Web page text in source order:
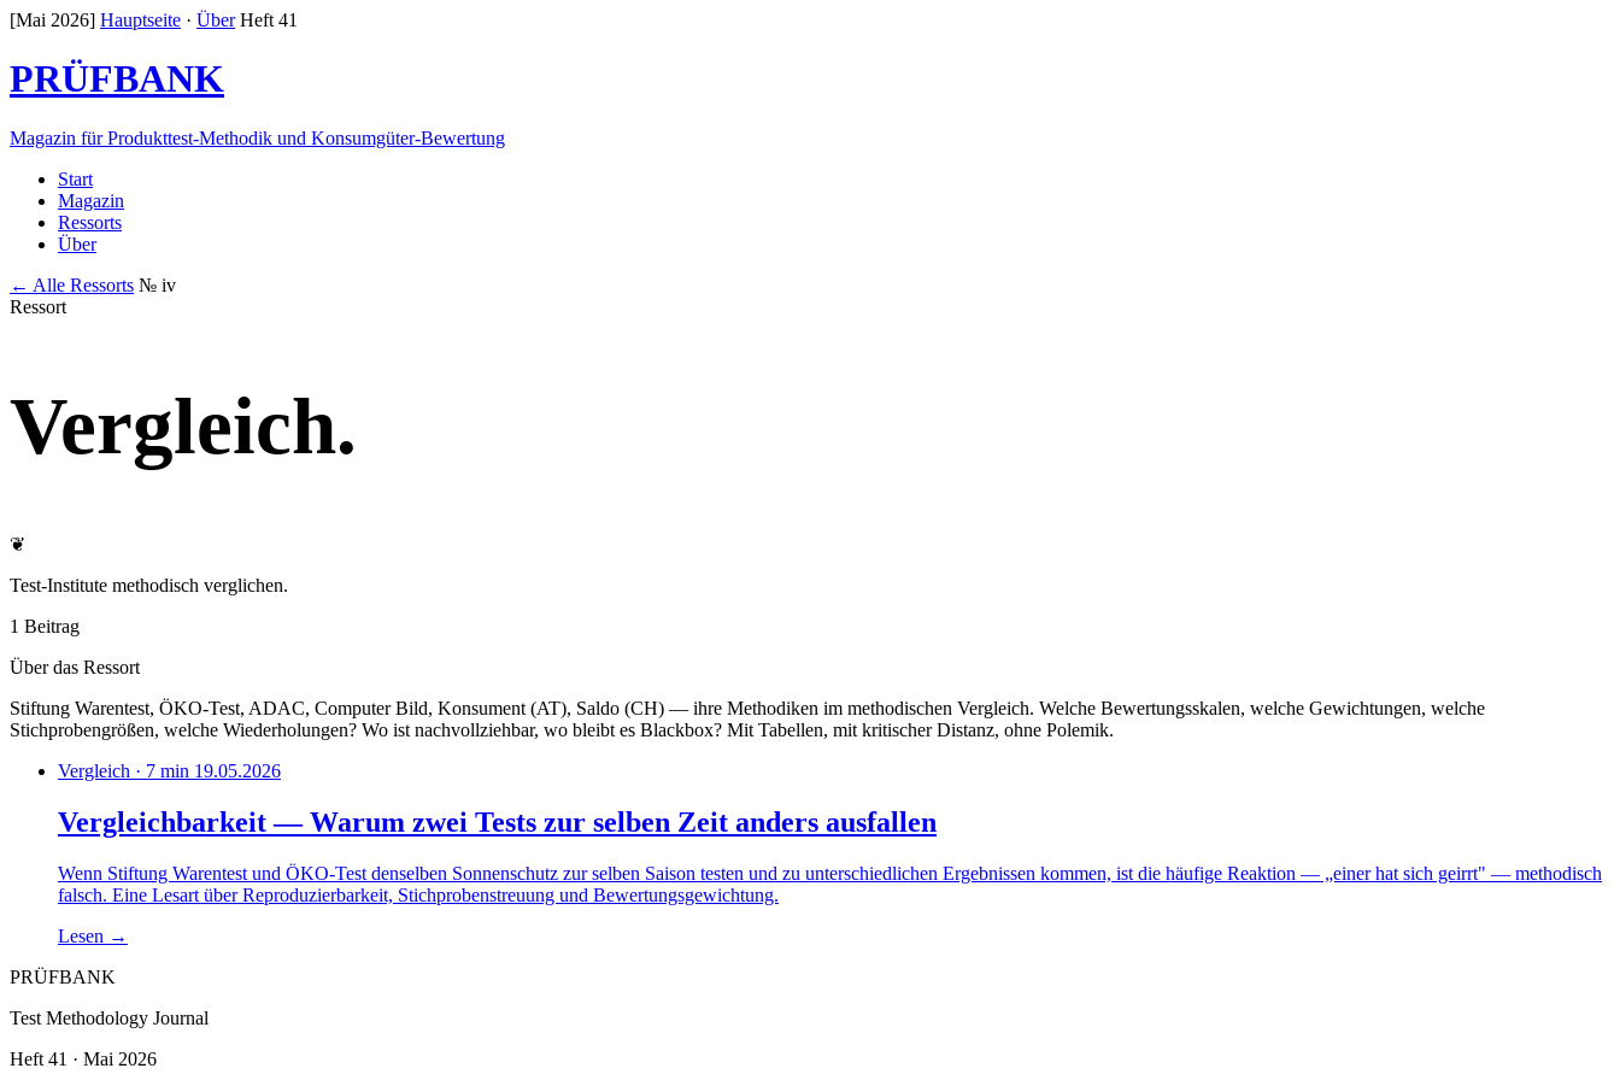
[Mai 2026] Hauptseite · Über Heft 41
PRÜFBANK
Magazin für Produkttest-Methodik und Konsumgüter-Bewertung
Start
Magazin
Ressorts
Über
← Alle Ressorts № iv
Ressort
Vergleich.
❦
Test-Institute methodisch verglichen.
1 Beitrag
Über das Ressort
Stiftung Warentest, ÖKO-Test, ADAC, Computer Bild, Konsument (AT), Saldo (CH) — ihre Methodiken im methodischen Vergleich. Welche Bewertungsskalen, welche Gewichtungen, welche
Stichprobengrößen, welche Wiederholungen? Wo ist nachvollziehbar, wo bleibt es Blackbox? Mit Tabellen, mit kritischer Distanz, ohne Polemik.
Vergleich · 7 min 19.05.2026
Vergleichbarkeit — Warum zwei Tests zur selben Zeit anders ausfallen
Wenn Stiftung Warentest und ÖKO-Test denselben Sonnenschutz zur selben Saison testen und zu unterschiedlichen Ergebnissen kommen, ist die häufige Reaktion — „einer hat sich geirrt" — methodisch
falsch. Eine Lesart über Reproduzierbarkeit, Stichprobenstreuung und Bewertungsgewichtung.
Lesen →
PRÜFBANK
Test Methodology Journal
Heft 41 · Mai 2026